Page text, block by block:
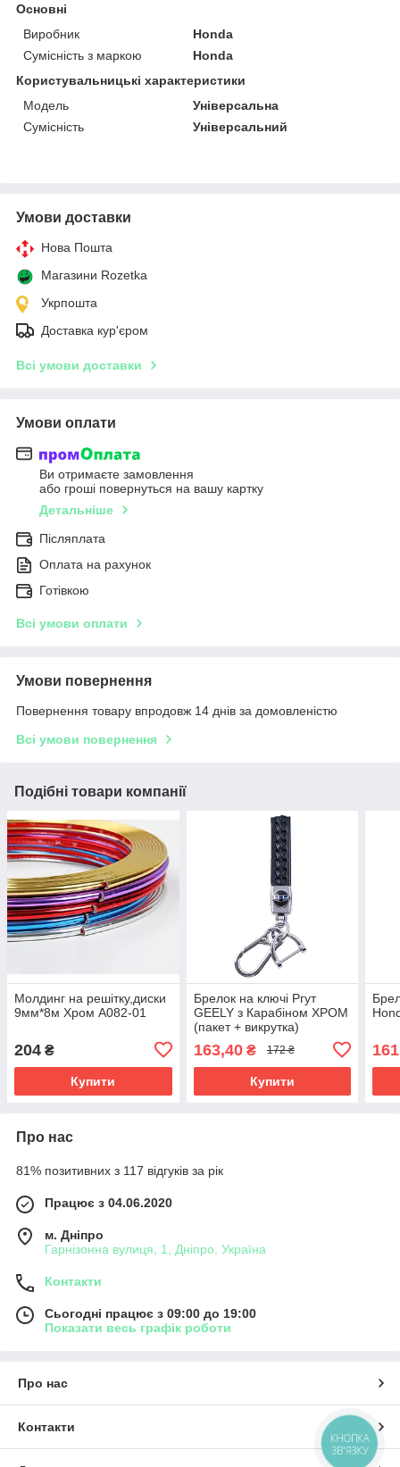
Основні
Виробник
Honda
Сумісність з маркою
Honda
Користувальницькі характеристики
Мoдель
Універсальна
Сумісність
Універсальний
Умови доставки
Нова Пошта
Магазини Rozetka
Укрпошта
Доставка кур'єром
Всі умови доставки
Умови оплати
Ви отримаєте замовлення
або гроші повернуться на вашу картку
Детальніше
Післяплата
Оплата на рахунок
Готівкою
Всі умови оплати
Умови повернення
Повернення товару впродовж 14 днів за домовленістю
Всі умови повернення
Подібні товари компанії
Молдинг на решітку,диски
9мм*8м Хром A082-01
204 ₴
Купити
Брелок на ключі Ргут
GEELY з Карабіном ХРОМ
(пакет + викрутка)
163,40₴ 172 ₴
Купити
Про нас
81% позитивних з 117 відгуків за рік
Працює з 04.06.2020
м. Дніпро
Гарнізонна вулиця, 1, Дніпро, Україна
Контакти
Сьогодні працює з 09:00 до 19:00
Показати весь графік роботи
Про нас
Контакти
КНОПКА
ЗВ'ЯЗКУ